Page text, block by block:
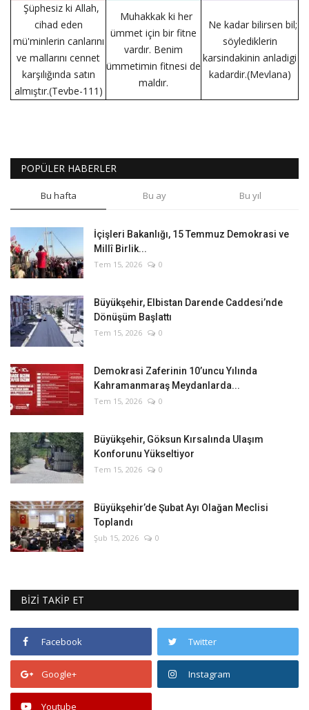
Şüphesiz ki Allah,
cihad eden
mü'minlerin canlarını
ve mallarını cennet
karşılığında satın
almıştır.(Tevbe-111)
Muhakkak ki her
ümmet için bir fitne
vardır. Benim
ümmetimin fitnesi de
maldır.
Ne kadar bilirsen bil;
söylediklerin
karsindakinin anladigi
kadardir.(Mevlana)
POPÜLER HABERLER
Bu hafta Bu ay Bu yıl
İçişleri Bakanlığı, 15 Temmuz Demokrasi ve
Millî Birlik...
Tem 15, 2026 0
Büyükşehir, Elbistan Darende Caddesi’nde
Dönüşüm Başlattı
Tem 15, 2026 0
Demokrasi Zaferinin 10’uncu Yılında
Kahramanmaraş Meydanlarda...
Tem 15, 2026 0
Büyükşehir, Göksun Kırsalında Ulaşım
Konforunu Yükseltiyor
Tem 15, 2026 0
Büyükşehir’de Şubat Ayı Olağan Meclisi
Toplandı
Şub 15, 2026 0
BİZİ TAKİP ET
Facebook Twitter
Google+ Instagram
Youtube